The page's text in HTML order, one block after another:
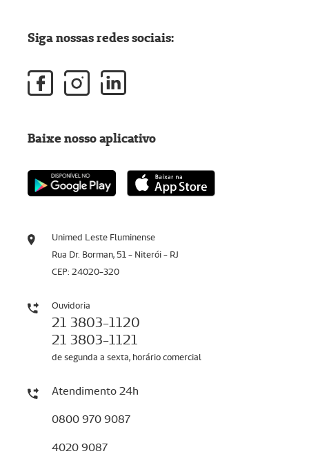
Unimed Leste Fluminense
Rua Dr. Borman, 51 - Niterói - RJ
CEP: 24020-320
Ouvidoria
21 3803-1120
21 3803-1121
de segunda a sexta, horário comercial
Atendimento 24h
0800 970 9087
4020 9087
Siga nossas redes sociais:
Baixe nosso aplicativo